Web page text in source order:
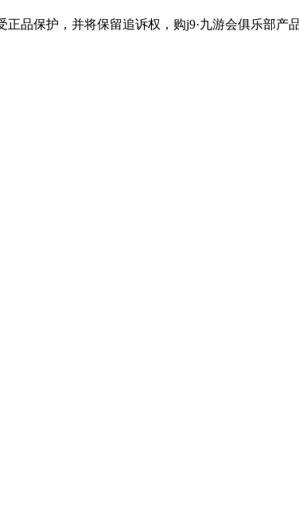
品保护，并将保留追诉权，购j9·九游会俱乐部产